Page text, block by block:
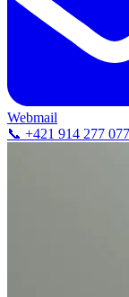
Webmail
📞 +421 914 277 077